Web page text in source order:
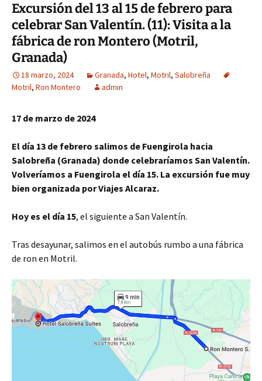
Excursión del 13 al 15 de febrero para
celebrar San Valentín. (11): Visita a la
fábrica de ron Montero (Motril,
Granada)
18 marzo, 2024 Granada, Hotel, Motril, Salobreña
Motril, Ron Montero admin
17 de marzo de 2024
El día 13 de febrero salimos de Fuengirola hacia
Salobreña (Granada) donde celebraríamos San Valentín.
Volveríamos a Fuengirola el día 15. La excursión fue muy
bien organizada por Viajes Alcaraz.
Hoy es el día 15, el siguiente a San Valentín.
Tras desayunar, salimos en el autobús rumbo a una fábrica
de ron en Motril.